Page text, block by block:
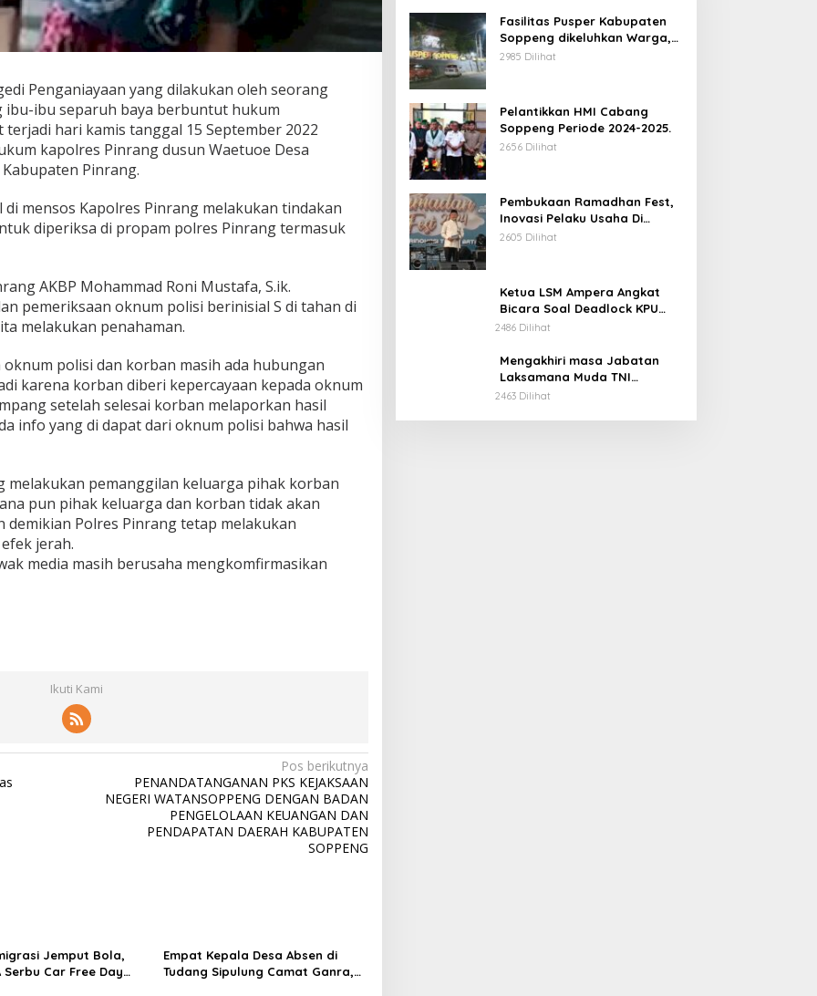
Penganiayaan yang dilakukan oleh seorang
ibu-ibu separuh baya berbuntut hukum
hari kamis tanggal 15 September 2022
kapolres Pinrang dusun Waetuoe Desa
Pinrang.
di mensos Kapolres Pinrang melakukan tindakan
diperiksa di propam polres Pinrang termasuk
AKBP Mohammad Roni Mustafa, S.ik.
pemeriksaan oknum polisi berinisial S di tahan di
melakukan penahaman.
polisi dan korban masih ada hubungan
karena korban diberi kepercayaan kepada oknum
setelah selesai korban melaporkan hasil
info yang di dapat dari oknum polisi bahwa hasil
melakukan pemanggilan keluarga pihak korban
pun pihak keluarga dan korban tidak akan
Polres Pinrang tetap melakukan
jerah.
media masih berusaha mengkomfirmasikan
Ikuti Kami
Pos berikutnya
PENANDATANGANAN PKS KEJAKSAAN
NEGERI WATANSOPPENG DENGAN BADAN
PENGELOLAAN KEUANGAN DAN
PENDAPATAN DAERAH KABUPATEN
SOPPENG
Jemput Bola,
Serbu Car Free Day
Empat Kepala Desa Absen di
Tudang Sipulung Camat Ganra,
Fasilitas Pusper Kabupaten
Soppeng dikeluhkan Warga,
ini Tanggung Jawab Siapa.
2985 Dilihat
Pelantikkan HMI Cabang
Soppeng Periode 2024-2025.
2656 Dilihat
Pembukaan Ramadhan Fest,
Inovasi Pelaku Usaha Di
Kabupaten Soppeng.
2605 Dilihat
Ketua LSM Ampera Angkat
Bicara Soal Deadlock KPU
Kabupaten Soppeng.
2486 Dilihat
Mengakhiri masa Jabatan
Laksamana Muda TNI
Irvansyah, S.H., CHRMP., M.Tr.
2463 Dilihat